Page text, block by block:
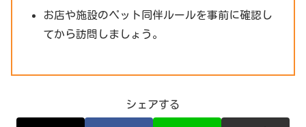
お店や施設のペット同伴ルールを事前に確認し
てから訪問しましょう。
シェアする